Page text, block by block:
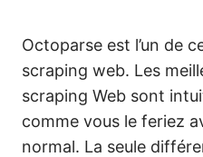
Octoparse est l’un de
scraping web. Les
scraping Web sont
comme vous le feriez
normal. La seule